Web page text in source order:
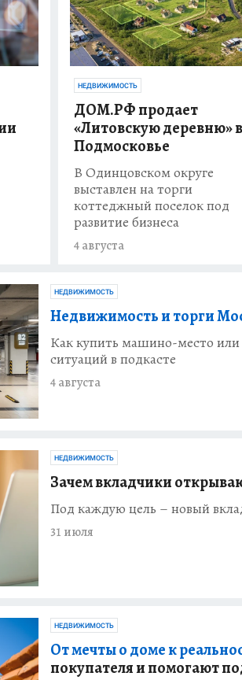
НЕДВИЖИМОСТЬ
ДОМ.РФ продает
«Литовскую деревню» в
Подмосковье
В Одинцовском округе
выставлен на торги
коттеджный поселок под
развитие бизнеса
4 августа
НЕДВИЖИМОСТЬ
Недвижимость и торги
Как купить машино-место или
ситуаций в подкасте
4 августа
НЕДВИЖИМОСТЬ
Зачем вкладчики
Под каждую цель – новый
31 июля
НЕДВИЖИМОСТЬ
От мечты о доме к
покупателя и помогают